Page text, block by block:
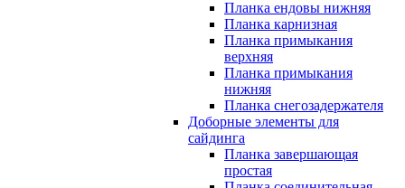
Планка ендовы нижняя
Планка карнизная
Планка примыкания
верхняя
Планка примыкания
нижняя
Планка снегозадержателя
Доборные элементы для
сайдинга
Планка завершающая
простая